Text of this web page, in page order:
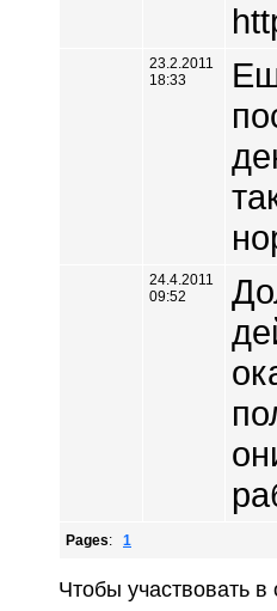
23.2.2011
18:33
24.4.2011
09:52
Pages: 1
Чтобы участвовать